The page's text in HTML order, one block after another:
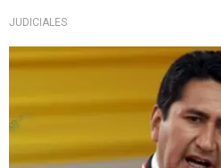
JUDICIALES
Importante